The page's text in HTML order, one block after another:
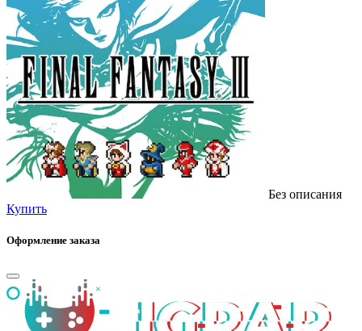
Без описания
Купить
Оформление заказа